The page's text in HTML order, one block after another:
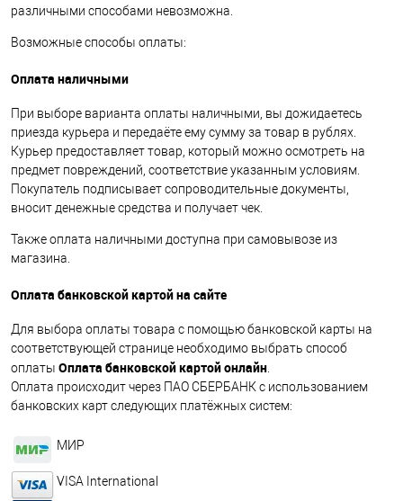
различными способами невозможна.
Возможные способы оплаты:
Оплата наличными
При выборе варианта оплаты наличными, вы дожидаетесь
приезда курьера и передаёте ему сумму за товар в рублях.
Курьер предоставляет товар, который можно осмотреть на
предмет повреждений, соответствие указанным условиям.
Покупатель подписывает сопроводительные документы,
вносит денежные средства и получает чек.
Также оплата наличными доступна при самовывозе из
магазина.
Оплата банковской картой на сайте
Для выбора оплаты товара с помощью банковской карты на
соответствующей странице необходимо выбрать способ
оплаты Оплата банковской картой онлайн.
Оплата происходит через ПАО СБЕРБАНК с использованием
банковских карт следующих платёжных систем:
МИР
VISA International